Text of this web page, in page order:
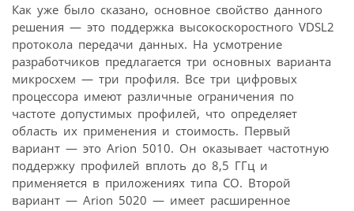
Как уже было сказано, основное свойство данного
решения — это поддержка высокоскоростного VDSL2
протокола передачи данных. На усмотрение
разработчиков предлагается три основных варианта
микросхем — три профиля. Все три цифровых
процессора имеют различные ограничения по
частоте допустимых профилей, что определяет
область их применения и стоимость. Первый
вариант — это Arion 5010. Он оказывает частотную
поддержку профилей вплоть до 8,5 ГГц и
применяется в приложениях типа CO. Второй
вариант — Arion 5020 — имеет расширенное